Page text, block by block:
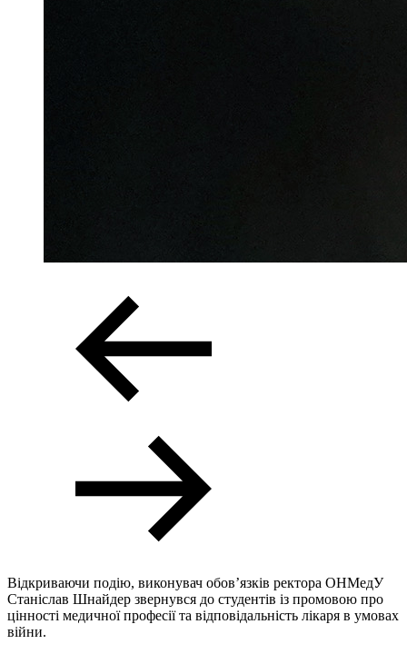
Відкриваючи подію, виконувач обов’язків ректора ОНМедУ
Станіслав Шнайдер звернувся до студентів із промовою про
цінності медичної професії та відповідальність лікаря в умовах
війни.